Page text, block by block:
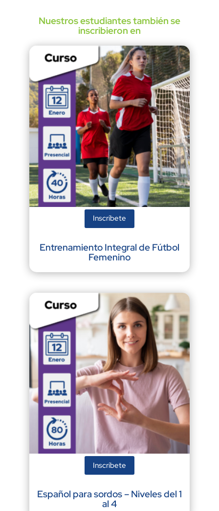
Nuestros estudiantes también se
inscribieron en
Inscríbete
Entrenamiento Integral de Fútbol
Femenino
Inscríbete
Español para sordos – Niveles del 1
al 4